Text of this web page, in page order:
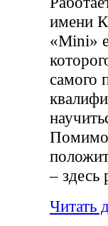
имени
«Mini»
самого
Помимо
– здесь
Читать